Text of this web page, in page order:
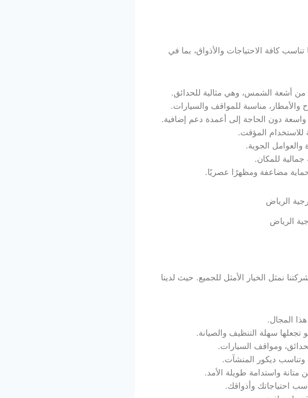
كافة الاحتياجات والأذواق، بما في
من أشعة الشمس، وهي مثالية للحدائق.
والأمطار، مناسبة للمواقف والسيارات.
دون الحاجة إلى أعمدة دعم إضافية.
للاستخدام المؤقت.
الجوية.
للمكان.
مضاعفة ومظهرًا عصريًا.
الرياض
نمثل الخيار الأمثل للجميع. حيث لدينا
سهلة التنظيف والصيانة.
ومواقف السيارات.
وتناسب ديكور المنشآت.
واستدامة طويلة الأمد.
احتياجاتك وأذواقك.